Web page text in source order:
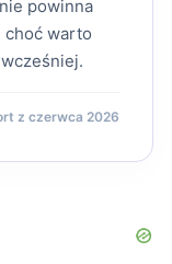
powinna
choć warto
z czerwca 2026